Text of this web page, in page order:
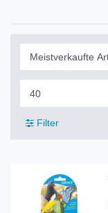
Filter